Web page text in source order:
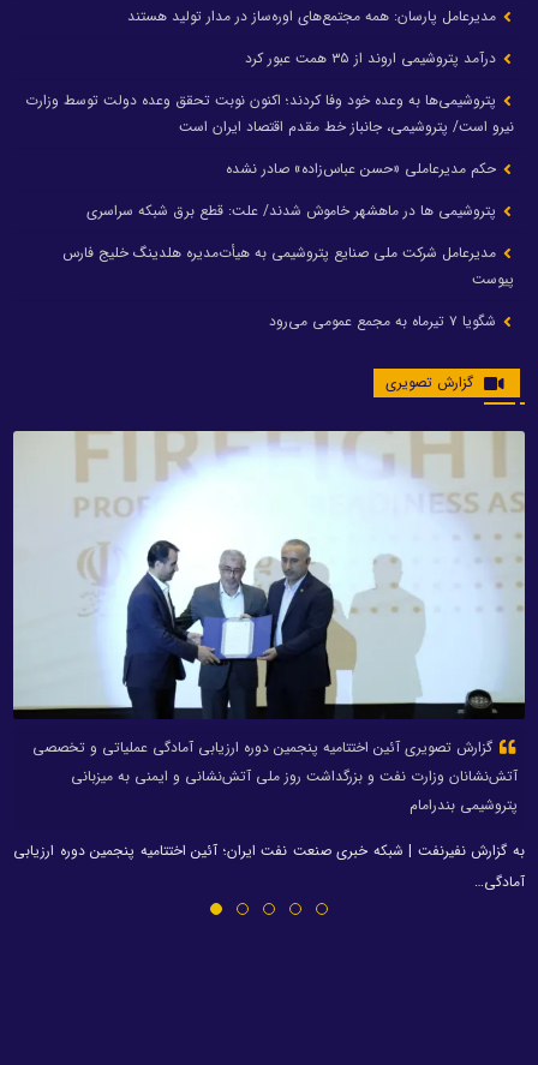
مدیرعامل پارسان: همه مجتمع‌های اوره‌ساز در مدار تولید هستند
درآمد پتروشیمی اروند از ۳۵ همت عبور کرد
پتروشیمی‌ها به وعده خود وفا کردند؛ اکنون نوبت تحقق وعده دولت توسط وزارت
نیرو است/ پتروشیمی، جانباز خط مقدم اقتصاد ایران است
حکم مدیرعاملی «حسن عباس‌زاده» صادر نشده
پتروشیمی ها در ماهشهر خاموش شدند/ علت: قطع برق شبکه سراسری
مدیرعامل شرکت ملی صنایع پتروشیمی به هیأت‌مدیره هلدینگ خلیج فارس
پیوست
شگویا ۷ تیرماه به مجمع عمومی می‌رود
گزارش تصویری
گزارش تصویری آئین اختتامیه پنجمین دوره ارزیابی آمادگی عملیاتی و تخصصی
آتش‌نشانان وزارت نفت و بزرگداشت روز ملی آتش‌نشانی و ایمنی به میزبانی
پتروشیمی بندرامام
به گزارش نفیرنفت | شبکه خبری صنعت نفت ایران؛ آئین اختتامیه پنجمین دوره ارزیابی
آمادگی…